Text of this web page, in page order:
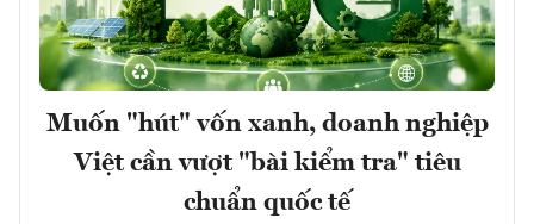
Muốn "hút" vốn xanh, doanh nghiệp
Việt cần vượt "bài kiểm tra" tiêu
chuẩn quốc tế